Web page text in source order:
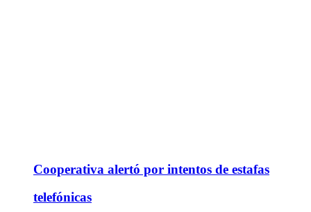
Cooperativa alertó por intentos de estafas
telefónicas